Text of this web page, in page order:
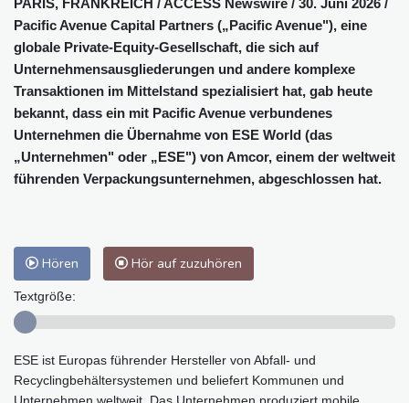
Pacific Avenue Capital Partners („Pacific Avenue"), eine
globale Private-Equity-Gesellschaft, die sich auf
Unternehmensausgliederungen und andere komplexe
Transaktionen im Mittelstand spezialisiert hat, gab heute
bekannt, dass ein mit Pacific Avenue verbundenes
Unternehmen die Übernahme von ESE World (das
„Unternehmen" oder „ESE") von Amcor, einem der weltweit
führenden Verpackungsunternehmen, abgeschlossen hat.
Hören Hör auf zuzuhören
Textgröße:
ESE ist Europas führender Hersteller von Abfall- und
Recyclingbehältersystemen und beliefert Kommunen und
Unternehmen weltweit. Das Unternehmen produziert mobile